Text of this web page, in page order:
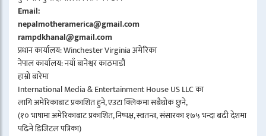
Email:
nepalmotheramerica@gmail.com
rampdkhanal@gmail.com
प्रधान कार्यालय: Winchester Virginia अमेरिका
नेपाल कार्यालय: नयाँ बानेश्वर काठमाडौं
हाम्रो बारेमा
International Media & Entertainment House US LLC का
लागि अमेरिकाबाट प्रकाशित हुने, एउटा क्लिकमा सबैथोक छुने,
(१० भाषामा अमेरिकाबाट प्रकाशित, निष्पक्ष, स्वतन्त्र, संसारका १७५ भन्दा बढी देशमा
पढिने डिजिटल पत्रिका)